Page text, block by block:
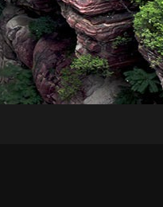
颜选攻略 海洋 时尚